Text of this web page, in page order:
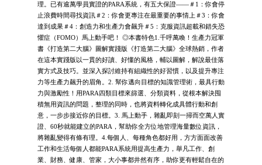
理。已有逾萬學員實證的PARA系統，有五大保證——＃1：你會停
止浪費時間尋找資訊＃2：你會更專注在最重要的事情上＃3：你會
達到成果＃4：創造力和生產力會飆升＃5：克服資訊超載和錯失恐
懼症（FOMO）馬上動手吧！ ◎本書特色1.千呼萬喚！生產力冠軍
書《打造第二大腦》圖解實踐版《打造第二大腦》全球熱銷，作者
在這本實踐版以一貫的好讀、好懂的風格，輔以圖解，解說最佳落
實方式及技巧。並深入探討維持有組織性的好習慣，以及提升專注
力等生產力飆升的眉角。2. 幫你邁向目標的知識管理術，最具行動
力與激勵性！用PARA四類目標來篩選、分類資料，從根本解決囤
積無用資訊的問題，整理的同時，也將資料轉化成具體行動和創
意，一步步接近你的目標。3. 馬上動手，雜亂即刻一掃而空萬人實
證、60秒就能建立的PARA，幫助你全方位地管理海量數位資訊，
將雜亂變得有條有理。4.每個人、每種角色都好用，方方面面改善
工作和生活每個人都能PARA系統用提高生產力，舉凡工作、創
業、財務、健康、管家，大小事都井然有序，助你更有輕鬆自在的